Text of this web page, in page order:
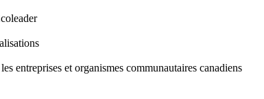
entreprises et organismes communautaires canadiens